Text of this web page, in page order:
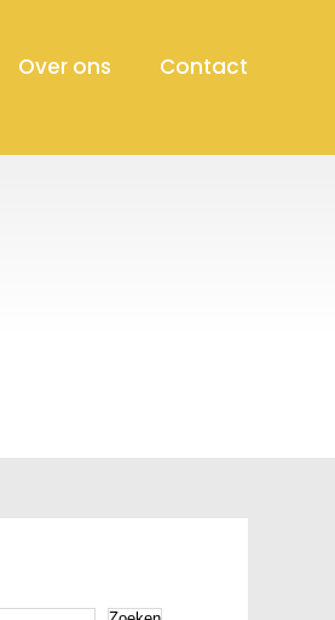
Over ons Contact